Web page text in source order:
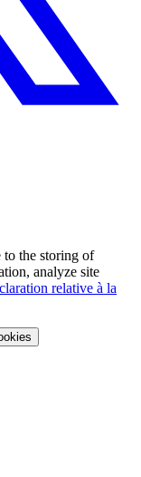
the storing of
analyze site
relative à la